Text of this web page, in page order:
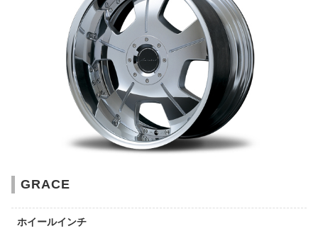
GRACE
ホイールインチ